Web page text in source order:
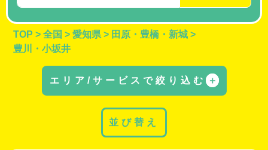
TOP > 全国 > 愛知県 > 田原・豊橋・新城 >
豊川・小坂井
エリア/サービスで絞り込む ＋
並び替え